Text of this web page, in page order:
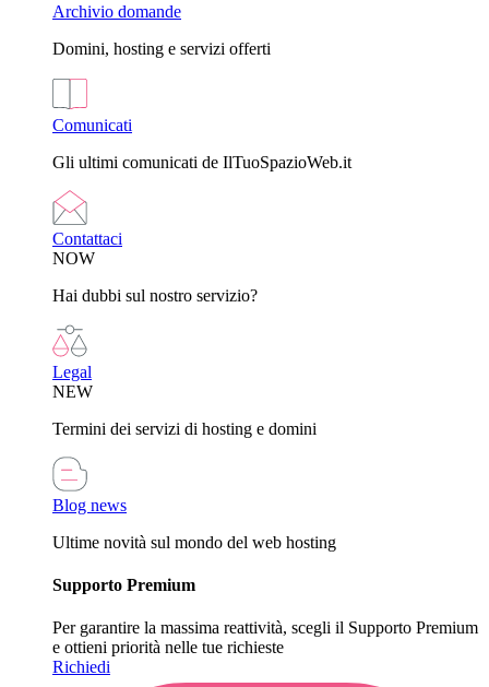
Archivio domande
Domini, hosting e servizi offerti
Comunicati
Gli ultimi comunicati de IlTuoSpazioWeb.it
Contattaci
NOW
Hai dubbi sul nostro servizio?
Legal
NEW
Termini dei servizi di hosting e domini
Blog news
Ultime novità sul mondo del web hosting
Supporto Premium
Per garantire la massima reattività, scegli il Supporto Premium
e ottieni priorità nelle tue richieste
Richiedi